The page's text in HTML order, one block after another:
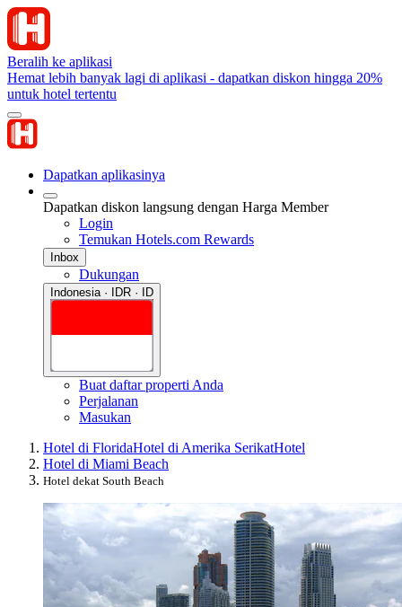
Beralih ke aplikasi
Hemat lebih banyak lagi di aplikasi - dapatkan diskon hingga 20%
untuk hotel tertentu
Dapatkan aplikasinya
Dapatkan diskon langsung dengan Harga Member
Login
Temukan Hotels.com Rewards
Inbox
Dukungan
Indonesia · IDR · ID
Buat daftar properti Anda
Perjalanan
Masukan
Hotel di FloridaHotel di Amerika SerikatHotel
Hotel di Miami Beach
Hotel dekat South Beach